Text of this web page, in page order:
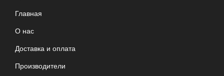
Главная
О нас
Доставка и оплата
Производители